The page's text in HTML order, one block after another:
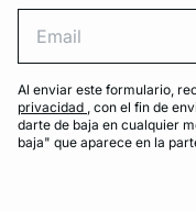
Al enviar este formulario,
privacidad , con el fin de
darte de baja en cualquier
baja" que aparece en la